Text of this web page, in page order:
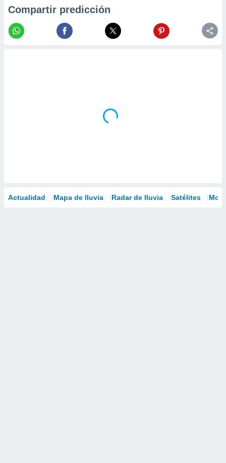
Compartir predicción
Actualidad Mapa de lluvia Radar de lluvia Satélites